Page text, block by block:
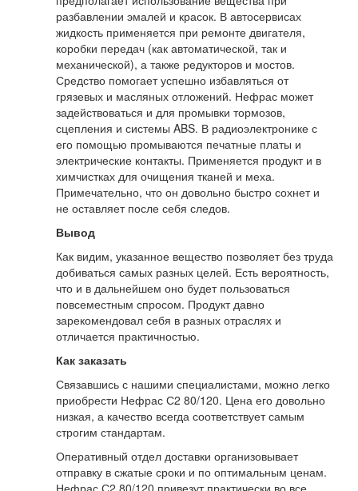
разбавлении эмалей и красок. В автосервисах
жидкость применяется при ремонте двигателя,
коробки передач (как автоматической, так и
механической), а также редукторов и мостов.
Средство помогает успешно избавляться от
грязевых и масляных отложений. Нефрас может
задействоваться и для промывки тормозов,
сцепления и системы ABS. В радиоэлектронике с
его помощью промываются печатные платы и
электрические контакты. Применяется продукт и в
химчистках для очищения тканей и меха.
Примечательно, что он довольно быстро сохнет и
не оставляет после себя следов.
Вывод
Как видим, указанное вещество позволяет без труда
добиваться самых разных целей. Есть вероятность,
что и в дальнейшем оно будет пользоваться
повсеместным спросом. Продукт давно
зарекомендовал себя в разных отраслях и
отличается практичностью.
Как заказать
Связавшись с нашими специалистами, можно легко
приобрести Нефрас С2 80/120. Цена его довольно
низкая, а качество всегда соответствует самым
строгим стандартам.
Оперативный отдел доставки организовывает
отправку в сжатые сроки и по оптимальным ценам.
Нефрас С2 80/120 привезут практически во все